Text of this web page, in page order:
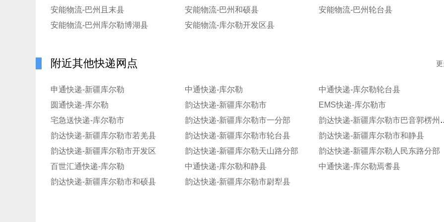
安能物流-巴州且末县
安能物流-巴州和硕县
安能物流-巴州轮台县
安能物流-巴州库尔勒博湖县
安能物流-库尔勒开发区县
附近其他快递网点
申通快递-新疆库尔勒 中通快递-库尔勒
中通快递-库尔勒轮台县
圆通快递-库尔勒
韵达快递-新疆库尔勒市
EMS快递-库尔勒市
宅急送快递-库尔勒市
韵达快递-新疆库尔勒市一分部
韵达快递-新
韵达快递-新疆库尔勒市若羌县
韵达快递-新疆库尔勒市轮台县
韵达快递-新疆库尔勒市和静县
韵达快递-新疆库尔勒市开发区
韵达快递-新疆库尔勒天山路分部
韵达快递-新疆库尔勒人民东路分部
百世汇通快递-库尔勒
中通快递-库尔勒和静县
中通快递-库尔勒焉耆县
韵达快递-新疆库尔勒市和硕县
韵达快递-新疆库尔勒市尉犁县